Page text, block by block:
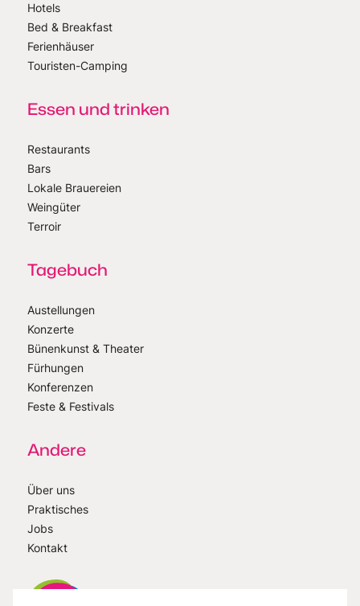
Hotels
Bed & Breakfast
Ferienhäuser
Touristen-Camping
Essen und trinken
Restaurants
Bars
Lokale Brauereien
Weingüter
Terroir
Tagebuch
Austellungen
Konzerte
Bünenkunst & Theater
Fürhungen
Konferenzen
Feste & Festivals
Andere
Über uns
Praktisches
Jobs
Kontakt